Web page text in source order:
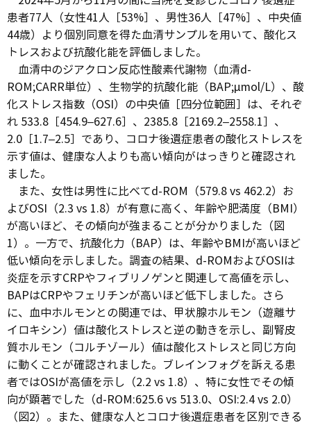
患者77人（女性41人［53%］、男性36人［47%］、中央値
44歳）より個別同意を得た血清サンプルを用いて、酸化ス
トレスおよび抗酸化能を評価しました。
血清中のジアクロン反応性酸素代謝物（血清d-
ROM;CARR単位）、生物学的抗酸化能（BAP;μmol/L）、酸
化ストレス指数（OSI）の中央値［四分位範囲］は、それぞ
れ 533.8［454.9–627.6］、2385.8［2169.2–2558.1］、
2.0［1.7–2.5］であり、コロナ後遺症患者の酸化ストレスを
示す値は、健康な人よりも高い傾向がはっきりと確認され
ました。
また、女性は男性に比べてd-ROM（579.8 vs 462.2）お
よびOSI（2.3 vs 1.8）が有意に高く、年齢や肥満度（BMI）
が高いほど、その傾向が強まることが分かりました（図
1）。一方で、抗酸化力（BAP）は、年齢やBMIが高いほど
低い傾向を示しました。調査の結果、d-ROMおよびOSIは
炎症を示すCRPやフィブリノゲンと関連して高値を示し、
BAPはCRPやフェリチンが高いほど低下しました。さら
に、血中ホルモンとの関連では、甲状腺ホルモン（遊離サ
イロキシン）値は酸化ストレスと逆の動きを示し、副腎皮
質ホルモン（コルチゾール）値は酸化ストレスと同じ方向
に動くことが確認されました。ブレインフォグを訴える患
者ではOSIが高値を示し（2.2 vs 1.8）、特に女性でその傾
向が顕著でした（d-ROM:625.6 vs 513.0、OSI:2.4 vs 2.0）
（図2）。また、健康な人とコロナ後遺症患者を区別できる